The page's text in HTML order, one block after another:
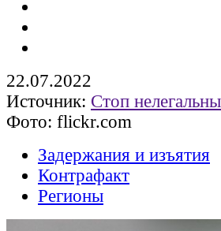
22.07.2022
Источник: Стоп
Фото: flickr.com
Задержания и изъятия
Контрафакт
Регионы